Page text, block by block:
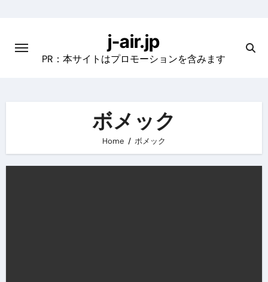
content
j-air.jp
PR：本サイトはプロモーションを含みます
ボメック
Home ボメック